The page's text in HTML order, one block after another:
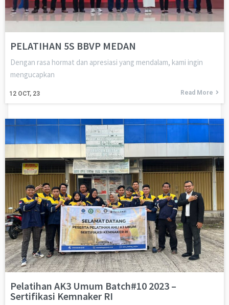
PELATIHAN 5S BBVP MEDAN
12 OCT, 23
Dengan rasa hormat dan apresiasi yang mendalam, kami ingin
mengucapkan
Read More
Pelatihan AK3 Umum Batch#10 2023 –
Sertifikasi Kemnaker RI